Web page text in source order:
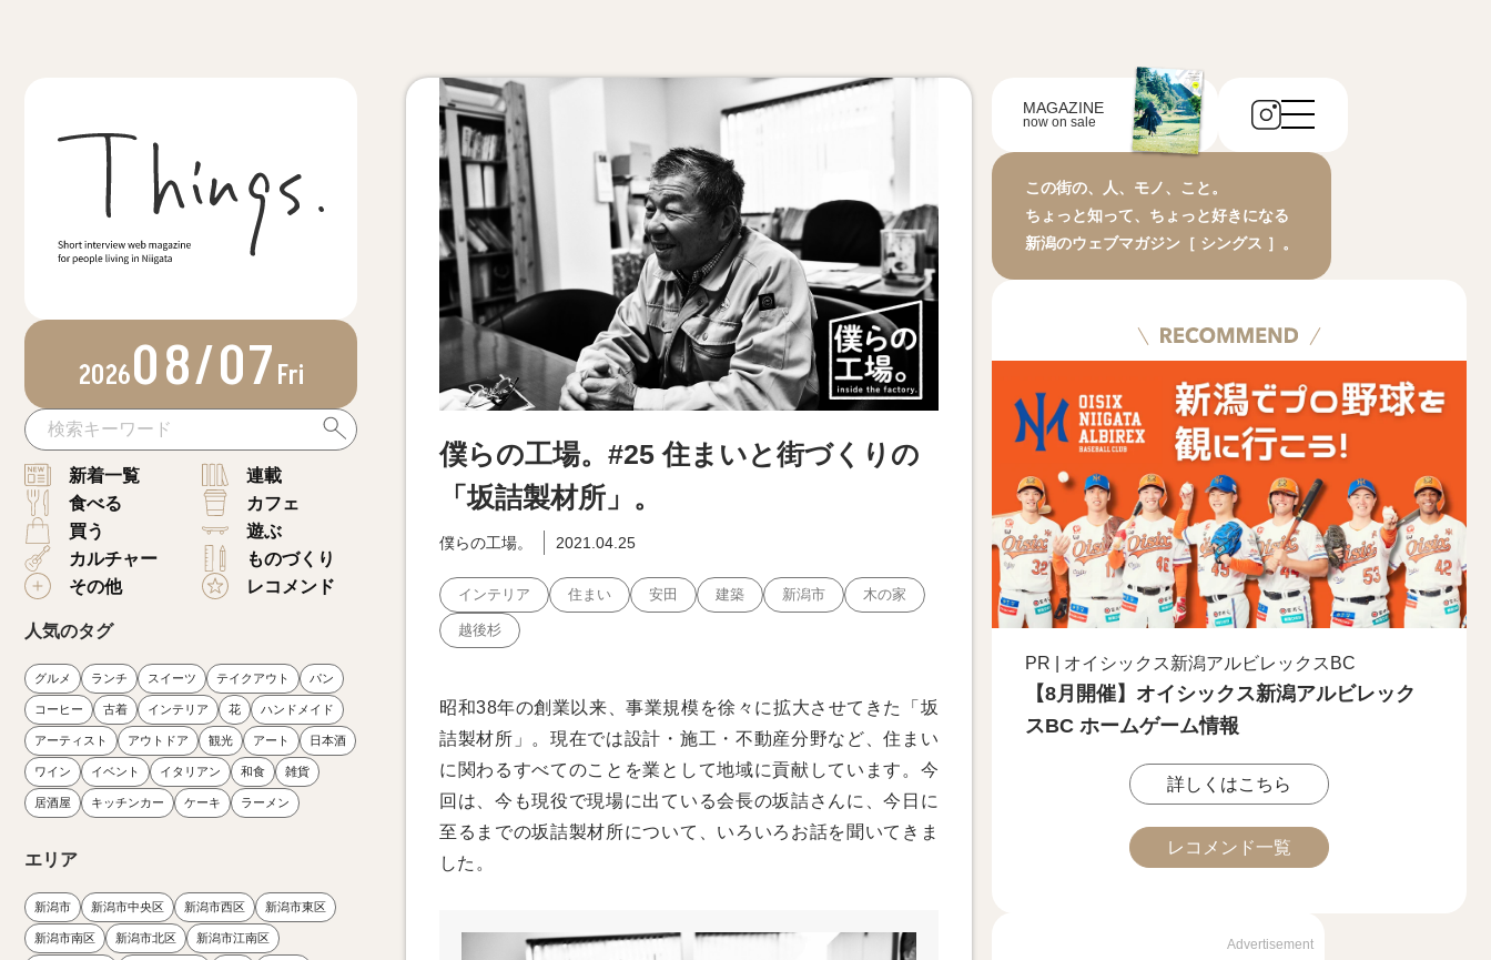
202608/07Fri
新着一覧
連載
食べる
カフェ
買う
遊ぶ
カルチャー
ものづくり
その他
レコメンド
人気のタグ
グルメ ランチ スイーツ テイクアウト パン
コーヒー 古着 インテリア 花 ハンドメイド
アーティスト アウトドア 観光 アート 日本酒
ワイン イベント イタリアン 和食 雑貨
居酒屋 キッチンカー ケーキ ラーメン
エリア
新潟市 新潟市中央区 新潟市西区 新潟市東区
新潟市南区 新潟市北区 新潟市江南区
僕らの工場。#25 住まいと街づくりの
「坂詰製材所」。
僕らの工場。 2021.04.25
インテリア 住まい 安田 建築 新潟市 木の家
越後杉
昭和38年の創業以来、事業規模を徐々に拡大させてきた「坂
詰製材所」。現在では設計・施工・不動産分野など、住まい
に関わるすべてのことを業として地域に貢献しています。今
回は、今も現役で現場に出ている会長の坂詰さんに、今日に
至るまでの坂詰製材所について、いろいろお話を聞いてきま
した。
MAGAZINE
now on sale
この街の、人、モノ、こと。
ちょっと知って、ちょっと好きになる
新潟のウェブマガジン［ シングス ］。
PR | オイシックス新潟アルビレックスBC
【8月開催】オイシックス新潟アルビレック
スBC ホームゲーム情報
詳しくはこちら
レコメンド一覧
Advertisement